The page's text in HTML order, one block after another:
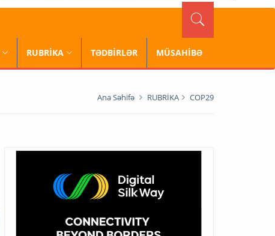
RUBRİKA TƏDBİRLƏR MÜSAHİBƏ
Ana Səhifə RUBRİKA COP29